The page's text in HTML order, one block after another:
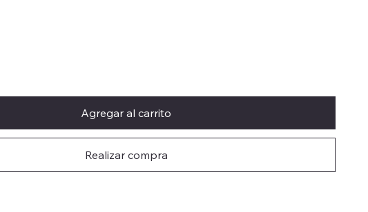
Agregar al carrito
Realizar compra